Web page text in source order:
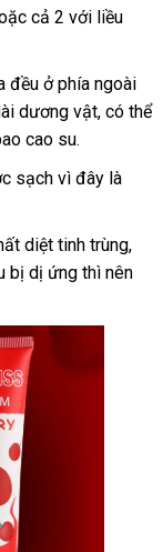
cả 2 với liều
đều ở phía ngoài
dương vật, có thể
cao su.
sạch vì đây là
diệt tinh trùng,
bị dị ứng thì nên